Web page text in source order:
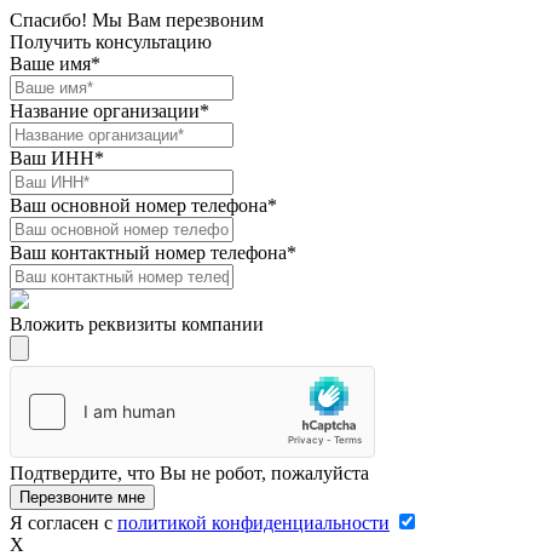
Спасибо! Мы Вам перезвоним
Получить консультацию
Ваше имя*
Название организации*
Ваш ИНН*
Ваш основной номер телефона*
Ваш контактный номер телефона*
Вложить реквизиты компании
Подтвердите, что Вы не робот, пожалуйста
Перезвоните мне
Я согласен с политикой конфиденциальности
X